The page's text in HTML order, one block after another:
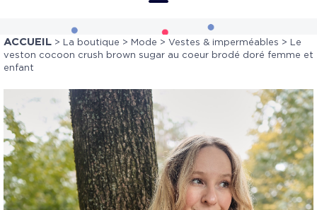
ACCUEIL > La boutique > Mode > Vestes & imperméables > Le
veston cocoon crush brown sugar au coeur brodé doré femme et
enfant